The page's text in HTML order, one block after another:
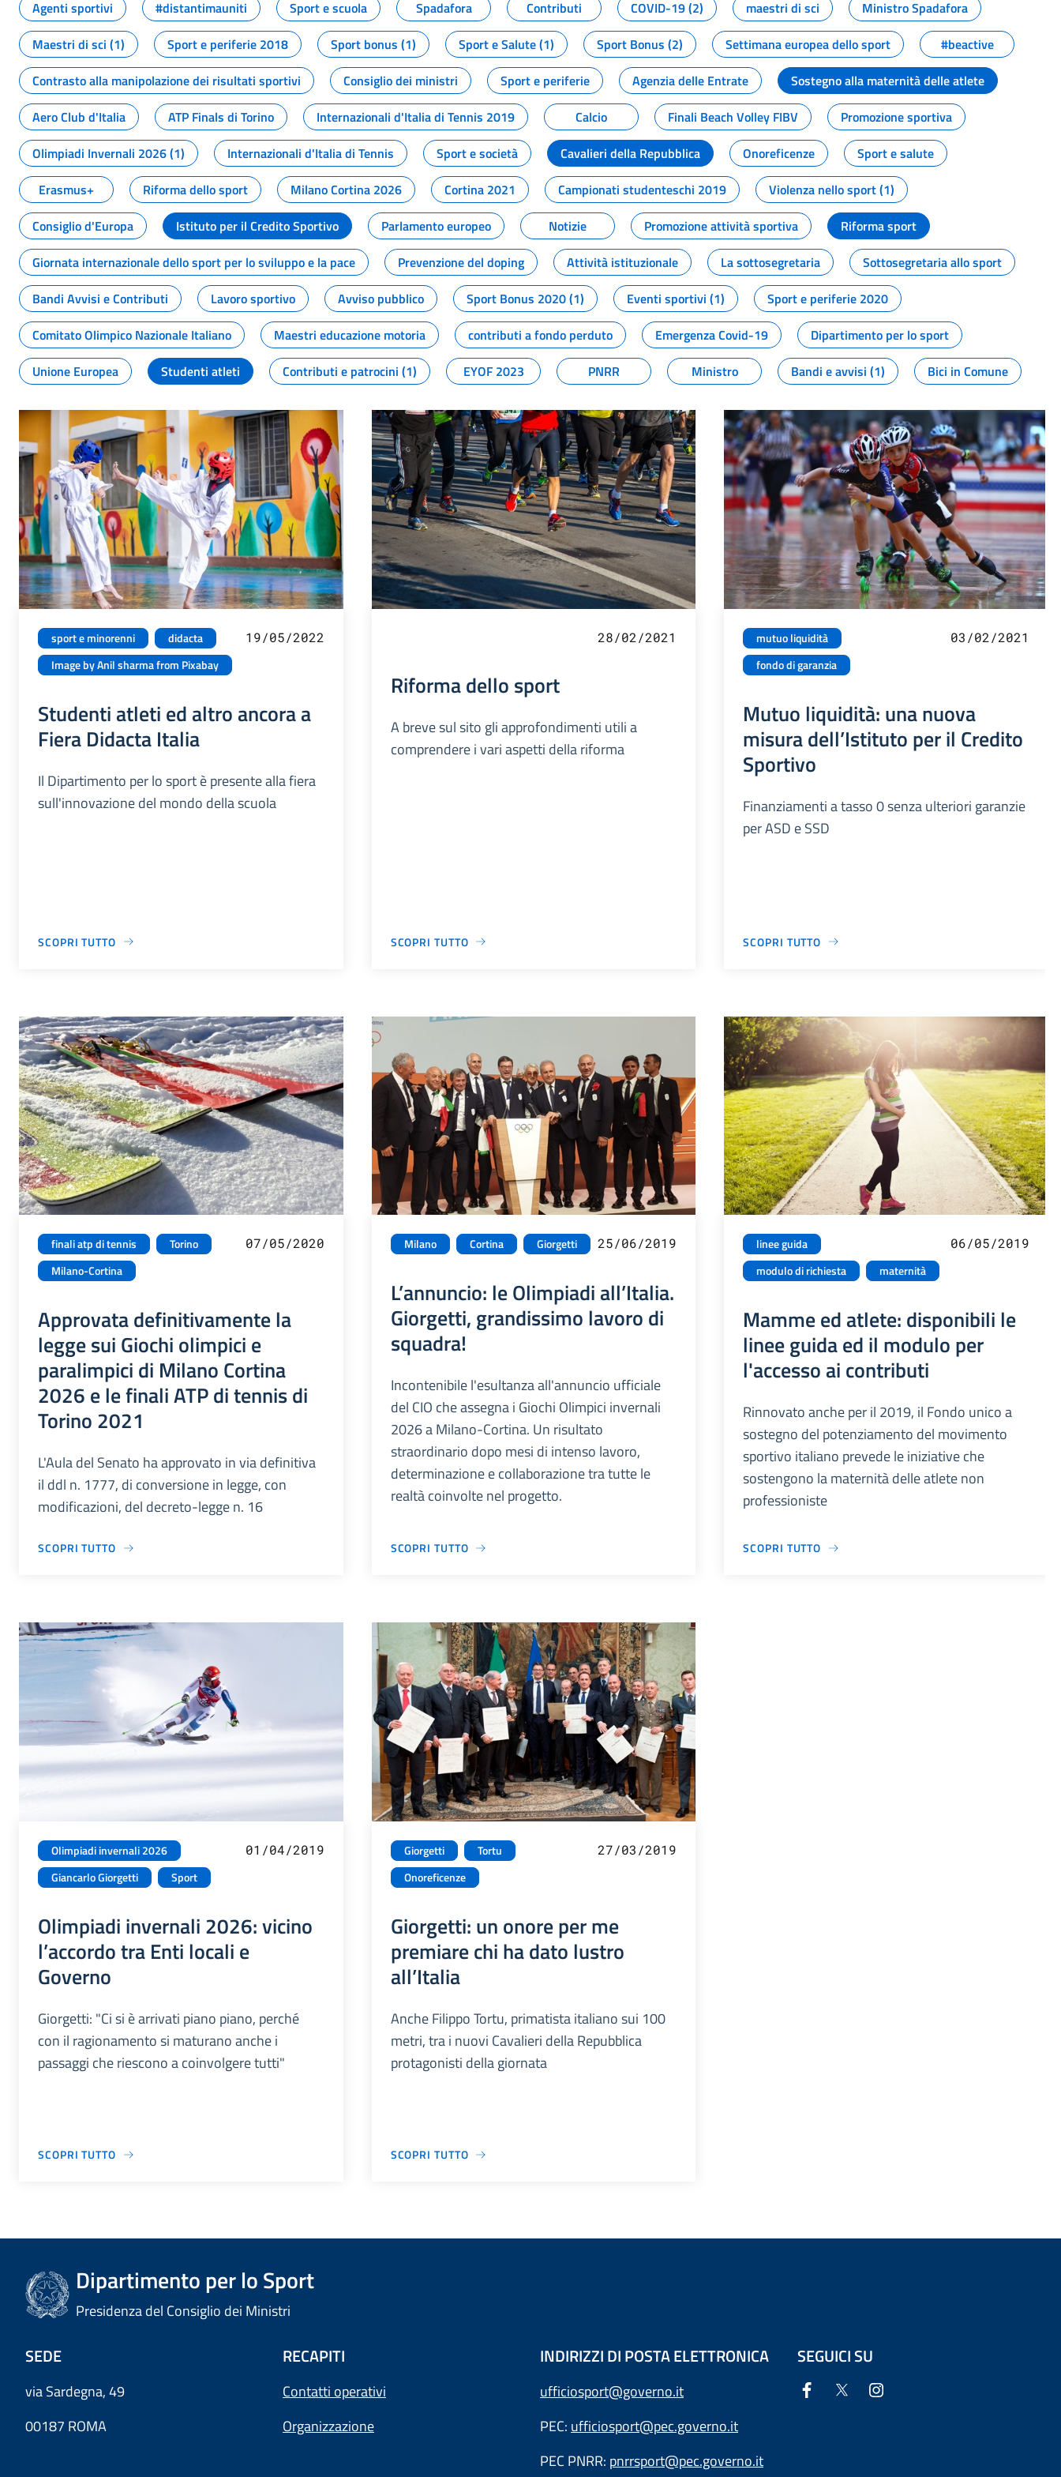
Agenti sportivi
#distantimauniti Sport e scuola Spadafora Contributi COVID-19 (2) maestri di sci
Ministro Spadafora
Maestri di sci (1)
Sport e periferie 2018 Sport bonus (1) Sport e Salute (1) Sport Bonus (2) Settimana europea dello sport
#beactive
Contrasto alla manipolazione dei risultati sportivi
Consiglio dei ministri Sport e periferie Agenzia delle Entrate
Sostegno alla maternità delle atlete
Aero Club d'Italia
ATP Finals di Torino Internazionali d'Italia di Tennis 2019 Calcio Finali Beach Volley FIBV
Promozione sportiva
Olimpiadi Invernali 2026 (1)
Internazionali d'Italia di Tennis Sport e società Cavalieri della Repubblica Onoreficenze
Sport e salute
Erasmus+
Riforma dello sport Milano Cortina 2026 Cortina 2021 Campionati studenteschi 2019
Violenza nello sport (1)
Consiglio d'Europa
Istituto per il Credito Sportivo Parlamento europeo Notizie Promozione attività sportiva
Riforma sport
Giornata internazionale dello sport per lo sviluppo e la pace
Prevenzione del doping Attività istituzionale La sottosegretaria
Sottosegretaria allo sport
Bandi Avvisi e Contributi
Lavoro sportivo Avviso pubblico Sport Bonus 2020 (1) Eventi sportivi (1)
Sport e periferie 2020
Comitato Olimpico Nazionale Italiano
Maestri educazione motoria contributi a fondo perduto Emergenza Covid-19
Dipartimento per lo sport
Unione Europea
Studenti atleti Contributi e patrocini (1) EYOF 2023 PNRR Ministro Bandi e avvisi (1) Bici in Comune
sport e minorenni
didacta
Image by Anil sharma from Pixabay
19/05/2022
Studenti atleti ed altro ancora a
Fiera Didacta Italia
Il Dipartimento per lo sport è presente alla fiera
sull'innovazione del mondo della scuola
SCOPRI TUTTO
28/02/2021
Riforma dello sport
A breve sul sito gli approfondimenti utili a
comprendere i vari aspetti della riforma
SCOPRI TUTTO
mutuo liquidità
fondo di garanzia
03/02/2021
Mutuo liquidità: una nuova
misura dell’Istituto per il Credito
Sportivo
Finanziamenti a tasso 0 senza ulteriori garanzie
per ASD e SSD
SCOPRI TUTTO
finali atp di tennis
Torino
Milano-Cortina
07/05/2020
Approvata definitivamente la
legge sui Giochi olimpici e
paralimpici di Milano Cortina
2026 e le finali ATP di tennis di
Torino 2021
L'Aula del Senato ha approvato in via definitiva
il ddl n. 1777, di conversione in legge, con
modificazioni, del decreto-legge n. 16
SCOPRI TUTTO
Milano Cortina Giorgetti 25/06/2019
L’annuncio: le Olimpiadi all’Italia.
Giorgetti, grandissimo lavoro di
squadra!
Incontenibile l'esultanza all'annuncio ufficiale
del CIO che assegna i Giochi Olimpici invernali
2026 a Milano-Cortina. Un risultato
straordinario dopo mesi di intenso lavoro,
determinazione e collaborazione tra tutte le
realtà coinvolte nel progetto.
SCOPRI TUTTO
linee guida
modulo di richiesta
maternità
06/05/2019
Mamme ed atlete: disponibili le
linee guida ed il modulo per
l'accesso ai contributi
Rinnovato anche per il 2019, il Fondo unico a
sostegno del potenziamento del movimento
sportivo italiano prevede le iniziative che
sostengono la maternità delle atlete non
professioniste
SCOPRI TUTTO
Olimpiadi invernali 2026
Giancarlo Giorgetti
Sport
01/04/2019
Olimpiadi invernali 2026: vicino
l’accordo tra Enti locali e
Governo
Giorgetti: "Ci si è arrivati piano piano, perché
con il ragionamento si maturano anche i
passaggi che riescono a coinvolgere tutti"
SCOPRI TUTTO
Giorgetti
Tortu
Onoreficenze
27/03/2019
Giorgetti: un onore per me
premiare chi ha dato lustro
all’Italia
Anche Filippo Tortu, primatista italiano sui 100
metri, tra i nuovi Cavalieri della Repubblica
protagonisti della giornata
SCOPRI TUTTO
Dipartimento per lo Sport
Presidenza del Consiglio dei Ministri
SEDE
via Sardegna, 49
00187 ROMA
RECAPITI
Contatti operativi
Organizzazione
INDIRIZZI DI POSTA ELETTRONICA
ufficiosport@governo.it
PEC: ufficiosport@pec.governo.it
PEC PNRR: pnrrsport@pec.governo.it
SEGUICI SU